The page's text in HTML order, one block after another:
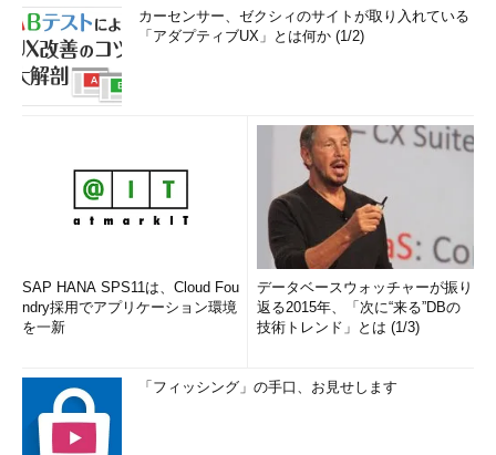
カーセンサー、ゼクシィのサイトが取り入れている
「アダプティブUX」とは何か (1/2)
SAP HANA SPS11は、Cloud Fou
ndry採用でアプリケーション環境
を一新
データベースウォッチャーが振り
返る2015年、「次に“来る”DBの
技術トレンド」とは (1/3)
「フィッシング」の手口、お見せします